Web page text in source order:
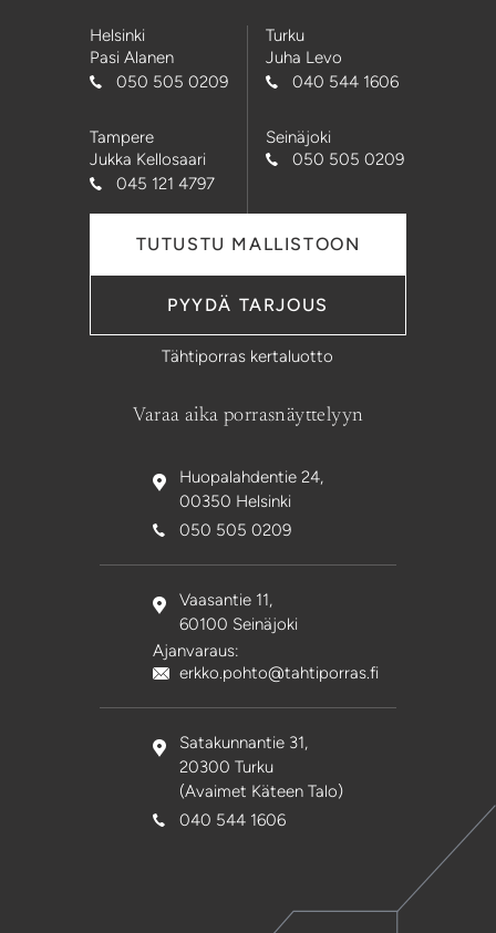
Helsinki
Pasi Alanen
050 505 0209
Turku
Juha Levo
040 544 1606
Tampere
Jukka Kellosaari
045 121 4797
Seinäjoki
050 505 0209
TUTUSTU MALLISTOON
PYYDÄ TARJOUS
Tähtiporras kertaluotto
Varaa aika porrasnäyttelyyn
Huopalahdentie 24,
00350 Helsinki
050 505 0209
Vaasantie 11,
60100 Seinäjoki
Ajanvaraus:
erkko.pohto@tahtiporras.fi
Satakunnantie 31,
20300 Turku
(Avaimet Käteen Talo)
040 544 1606